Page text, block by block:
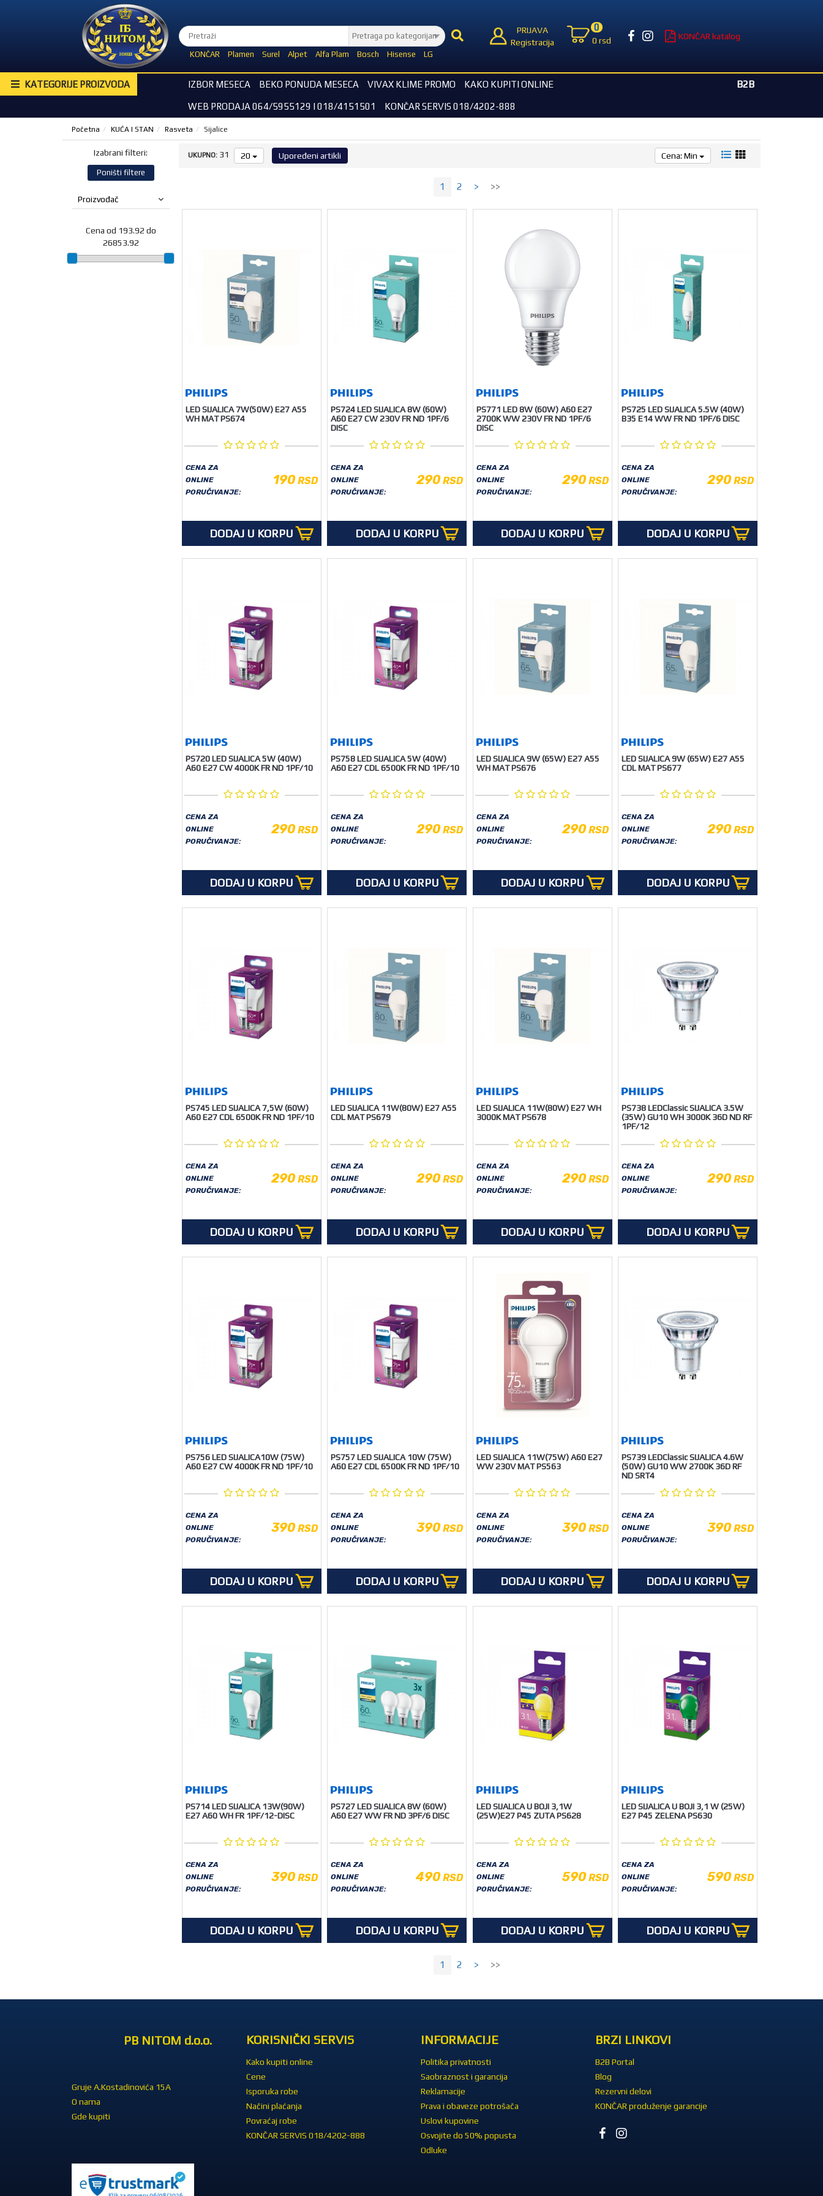
KONČAR Plamen Surel Alpet Alfa Plam Bosch Hisense LG
PRIJAVA
Registracija
0
0 rsd KONČAR katalog
KATEGORIJE PROIZVODA IZBOR MESECA BEKO PONUDA MESECA VIVAX KLIME PROMO KAKO KUPITI ONLINE
WEB PRODAJA 064/5955129 I 018/4151501 KONČAR SERVIS 018/4202-888
B2B
Početna KUĆA I STAN Rasveta Sijalice
Izabrani filteri:
Poništi filtere
Proizvođač
Cena od 193.92 do
26853.92
UKUPNO: 31 20 Upoređeni artikli Cena: Min
1 2 > >>
LED SIJALICA 7W(50W) E27 A55
WH MAT PS674
CENA ZA
ONLINE
PORUČIVANJE:
190RSD
DODAJ U KORPU
PS724 LED SIJALICA 8W (60W)
A60 E27 CW 230V FR ND 1PF/6
DISC
CENA ZA
ONLINE
PORUČIVANJE:
290RSD
DODAJ U KORPU
PS771 LED 8W (60W) A60 E27
2700K WW 230V FR ND 1PF/6
DISC
CENA ZA
ONLINE
PORUČIVANJE:
290RSD
DODAJ U KORPU
PS725 LED SIJALICA 5.5W (40W)
B35 E14 WW FR ND 1PF/6 DISC
CENA ZA
ONLINE
PORUČIVANJE:
290RSD
DODAJ U KORPU
PS720 LED SIJALICA 5W (40W)
A60 E27 CW 4000K FR ND 1PF/10
CENA ZA
ONLINE
PORUČIVANJE:
290RSD
DODAJ U KORPU
PS758 LED SIJALICA 5W (40W)
A60 E27 CDL 6500K FR ND 1PF/10
CENA ZA
ONLINE
PORUČIVANJE:
290RSD
DODAJ U KORPU
LED SIJALICA 9W (65W) E27 A55
WH MAT PS676
CENA ZA
ONLINE
PORUČIVANJE:
290RSD
DODAJ U KORPU
LED SIJALICA 9W (65W) E27 A55
CDL MAT PS677
CENA ZA
ONLINE
PORUČIVANJE:
290RSD
DODAJ U KORPU
PS745 LED SIJALICA 7,5W (60W)
A60 E27 CDL 6500K FR ND 1PF/10
CENA ZA
ONLINE
PORUČIVANJE:
290RSD
DODAJ U KORPU
LED SIJALICA 11W(80W) E27 A55
CDL MAT PS679
CENA ZA
ONLINE
PORUČIVANJE:
290RSD
DODAJ U KORPU
LED SIJALICA 11W(80W) E27 WH
3000K MAT PS678
CENA ZA
ONLINE
PORUČIVANJE:
290RSD
DODAJ U KORPU
PS738 LEDClassic SIJALICA 3.5W
(35W) GU10 WH 3000K 36D ND RF
1PF/12
CENA ZA
ONLINE
PORUČIVANJE:
290RSD
DODAJ U KORPU
PS756 LED SIJALICA10W (75W)
A60 E27 CW 4000K FR ND 1PF/10
CENA ZA
ONLINE
PORUČIVANJE:
390RSD
DODAJ U KORPU
PS757 LED SIJALICA 10W (75W)
A60 E27 CDL 6500K FR ND 1PF/10
CENA ZA
ONLINE
PORUČIVANJE:
390RSD
DODAJ U KORPU
LED SIJALICA 11W(75W) A60 E27
WW 230V MAT PS563
CENA ZA
ONLINE
PORUČIVANJE:
390RSD
DODAJ U KORPU
PS739 LEDClassic SIJALICA 4.6W
(50W) GU10 WW 2700K 36D RF
ND SRT4
CENA ZA
ONLINE
PORUČIVANJE:
390RSD
DODAJ U KORPU
PS714 LED SIJALICA 13W(90W)
E27 A60 WH FR 1PF/12-DISC
CENA ZA
ONLINE
PORUČIVANJE:
390RSD
DODAJ U KORPU
PS727 LED SIJALICA 8W (60W)
A60 E27 WW FR ND 3PF/6 DISC
CENA ZA
ONLINE
PORUČIVANJE:
490RSD
DODAJ U KORPU
LED SIJALICA U BOJI 3,1W
(25W)E27 P45 ZUTA PS628
CENA ZA
ONLINE
PORUČIVANJE:
590RSD
DODAJ U KORPU
LED SIJALICA U BOJI 3,1 W (25W)
E27 P45 ZELENA PS630
CENA ZA
ONLINE
PORUČIVANJE:
590RSD
DODAJ U KORPU
1 2 > >>
PB NITOM d.o.o.
Gruje A.Kostadinovića 15A
O nama
Gde kupiti
KORISNIČKI SERVIS
Kako kupiti online
Cene
Isporuka robe
Načini plaćanja
Povraćaj robe
KONČAR SERVIS 018/4202-888
INFORMACIJE
Politika privatnosti
Saobraznost i garancija
Reklamacije
Prava i obaveze potrošača
Uslovi kupovine
Osvojite do 50% popusta
Odluke
BRZI LINKOVI
B2B Portal
Blog
Rezervni delovi
KONČAR produženje garancije